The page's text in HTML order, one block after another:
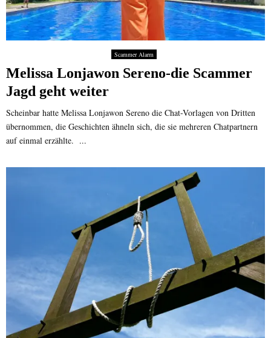
Scammer Alarm
Melissa Lonjawon Sereno-die Scammer
Jagd geht weiter
Scheinbar hatte Melissa Lonjawon Sereno die Chat-Vorlagen von Dritten
übernommen, die Geschichten ähneln sich, die sie mehreren Chatpartnern
auf einmal erzählte. ...